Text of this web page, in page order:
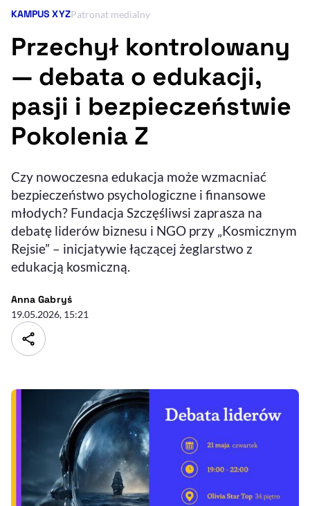
Resetuj opcje
Ułatwienia dostępności wspierają:
Sprawdź, jak i dlaczego zwiększamy dostępność , otwiera się w nowym
Deklaracja dostępności, otwiera się w nowym oknie
Zgłoś problem
Kategoria artykułu:
KAMPUS XYZPatronat medialny
Przechył kontrolowany
— debata o edukacji,
pasji i bezpieczeństwie
Pokolenia Z
Czy nowoczesna edukacja może wzmacniać
bezpieczeństwo psychologiczne i finansowe
młodych? Fundacja Szczęśliwsi zaprasza na
debatę liderów biznesu i NGO przy „Kosmicznym
Rejsie” – inicjatywie łączącej żeglarstwo z
edukacją kosmiczną.
Anna Gabryś- autor artykułu - profil
19.05.2026, 15:21